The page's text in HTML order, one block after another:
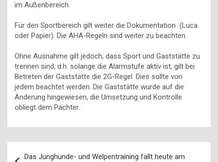
im Außenbereich.
Für den Sportbereich gilt weiter die Dokumentation (Luca
oder Papier). Die AHA-Regeln sind weiter zu beachten.
Ohne Ausnahme gilt jedoch, dass Sport und Gaststätte zu
trennen sind, d.h. solange die Alarmstufe aktiv ist, gilt bei
Betreten der Gaststätte die 2G-Regel. Dies sollte von
jedem beachtet werden. Die Gaststätte wurde auf die
Änderung hingewiesen, die Umsetzung und Kontrolle
obliegt dem Pächter.
Das Junghunde- und Welpentraining fällt heute am